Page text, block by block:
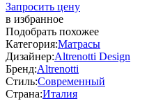
Запросить цену
в избранное
Подобрать похожее
Категория:Матрасы
Дизайнер:Altrenotti Design
Бренд:Altrenotti
Стиль:Современный
Страна:Италия